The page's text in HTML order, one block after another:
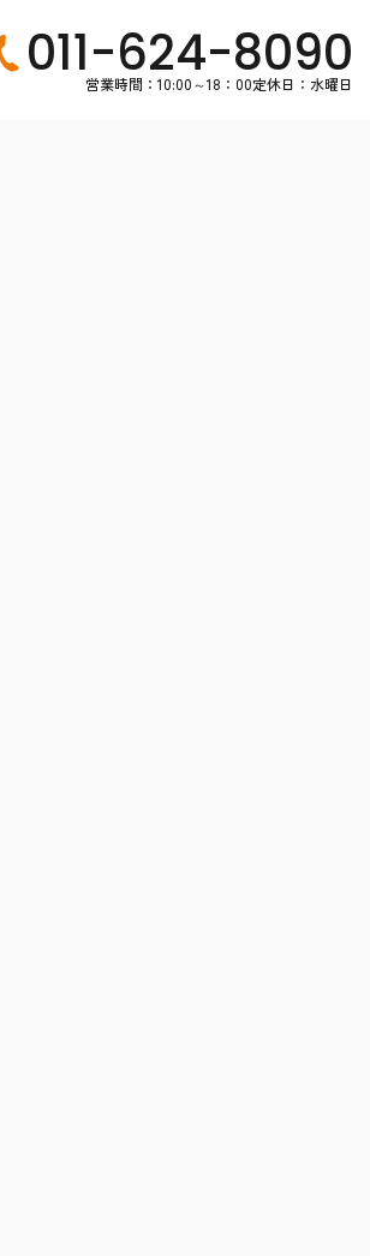
011-624-8090
営業時間：10:00～18：00定休日：水曜日